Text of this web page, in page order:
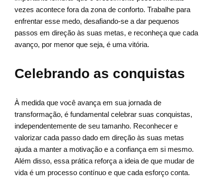
vezes acontece fora da zona de conforto. Trabalhe para
enfrentar esse medo, desafiando-se a dar pequenos
passos em direção às suas metas, e reconheça que cada
avanço, por menor que seja, é uma vitória.
Celebrando as conquistas
À medida que você avança em sua jornada de
transformação, é fundamental celebrar suas conquistas,
independentemente de seu tamanho. Reconhecer e
valorizar cada passo dado em direção às suas metas
ajuda a manter a motivação e a confiança em si mesmo.
Além disso, essa prática reforça a ideia de que mudar de
vida é um processo contínuo e que cada esforço conta.